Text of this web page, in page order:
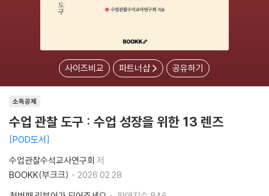
사이즈비교 파트너샵 공유하기
소득공제
수업 관찰 도구 : 수업 성장을 위한 13 렌즈
POD도서
수업관찰수석교사연구회 저
BOOKK(부크크)
2026.02.28.